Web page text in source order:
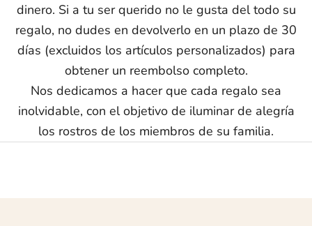
dinero. Si a tu ser querido no le gusta del todo su
regalo, no dudes en devolverlo en un plazo de 30
días (excluidos los artículos personalizados) para
obtener un reembolso completo.
Nos dedicamos a hacer que cada regalo sea
inolvidable, con el objetivo de iluminar de alegría
los rostros de los miembros de su familia.